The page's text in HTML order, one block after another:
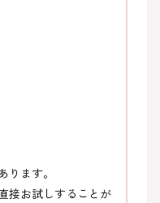
ます。
接お試しすることが